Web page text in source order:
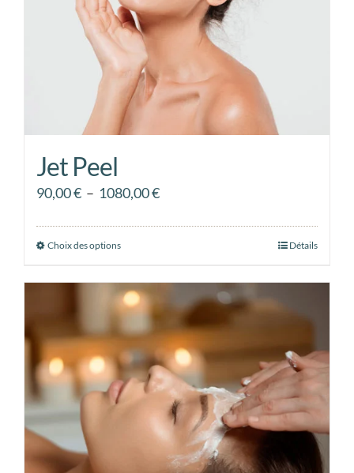
Jet Peel
90,00€ – 1080,00€Plage
prix :
1080,00 €
Choix des optionsCe
a
plusieurs
variations.
Les
options
peuvent
choisies
Détails